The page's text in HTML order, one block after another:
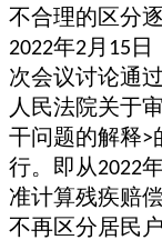
不合理的区分
2022年2 月 15 日
次会议讨论通
人民法院关于
干问题的解释>
行。即从2022
准计算残疾赔
不再区分居民